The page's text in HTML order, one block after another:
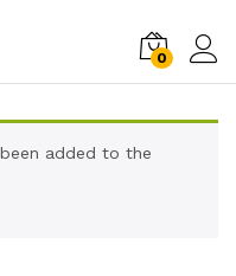
0
been added to the